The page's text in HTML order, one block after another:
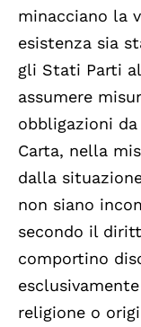
minacciano la
esistenza sia
gli Stati Parti
assumere
obbligazioni
Carta, nella
dalla
non siano
secondo il
comportino
religione o